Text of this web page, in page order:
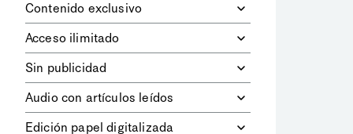
Contenido exclusivo
digitales dela diaria
los contenidos de Le Monde
diplomatique.
Acceso ilimitado
contenidos.
Sin publicidad
publicitarios.
Audio con artículos leídos
Edición papel digitalizada